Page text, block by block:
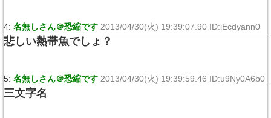
4: 名無しさん＠恐縮です 2013/04/30(火) 19:39:07.90 ID:lEcdyann0
悲しい熱帯魚でしょ？
5: 名無しさん＠恐縮です 2013/04/30(火) 19:39:59.46 ID:u9Ny0A6b0
三文字名